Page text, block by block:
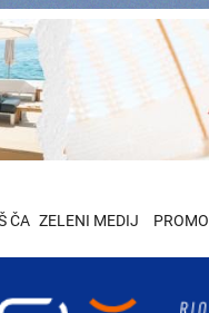
ČA ZELENI MEDIJ PROMO